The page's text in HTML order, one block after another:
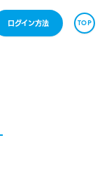
ログイン方法 TOP